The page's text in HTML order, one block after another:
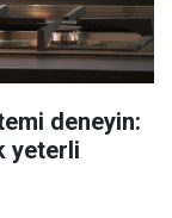
deneyin:
yeterli